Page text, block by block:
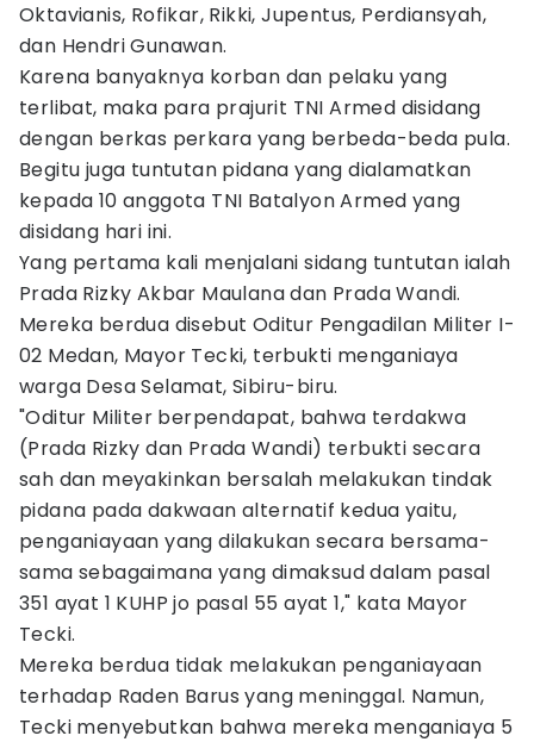
Oktavianis, Rofikar, Rikki, Jupentus, Perdiansyah,
dan Hendri Gunawan.
Karena banyaknya korban dan pelaku yang
terlibat, maka para prajurit TNI Armed disidang
dengan berkas perkara yang berbeda-beda pula.
Begitu juga tuntutan pidana yang dialamatkan
kepada 10 anggota TNI Batalyon Armed yang
disidang hari ini.
Yang pertama kali menjalani sidang tuntutan ialah
Prada Rizky Akbar Maulana dan Prada Wandi.
Mereka berdua disebut Oditur Pengadilan Militer I-
02 Medan, Mayor Tecki, terbukti menganiaya
warga Desa Selamat, Sibiru-biru.
"Oditur Militer berpendapat, bahwa terdakwa
(Prada Rizky dan Prada Wandi) terbukti secara
sah dan meyakinkan bersalah melakukan tindak
pidana pada dakwaan alternatif kedua yaitu,
penganiayaan yang dilakukan secara bersama-
sama sebagaimana yang dimaksud dalam pasal
351 ayat 1 KUHP jo pasal 55 ayat 1," kata Mayor
Tecki.
Mereka berdua tidak melakukan penganiayaan
terhadap Raden Barus yang meninggal. Namun,
Tecki menyebutkan bahwa mereka menganiaya 5